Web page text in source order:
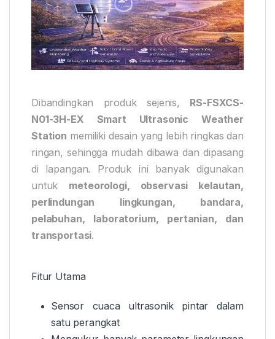
Dibandingkan produk sejenis, RS-FSXCS-
N01-3H-EX Smart Ultrasonic Weather
Station memiliki desain yang lebih ringkas dan
ringan, sehingga mudah dibawa dan dipasang
di lapangan. Produk ini banyak digunakan
untuk meteorologi, observasi kelautan,
perlindungan lingkungan, bandara,
pelabuhan, laboratorium, pertanian, dan
transportasi.
Fitur Utama
Sensor cuaca ultrasonik pintar dalam
satu perangkat